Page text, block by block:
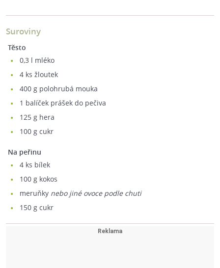
Suroviny
Těsto
0,3 l mléko
4 ks žloutek
400 g polohrubá mouka
1 balíček prášek do pečiva
125 g hera
100 g cukr
Na peřinu
4 ks bílek
100 g kokos
meruňky nebo jiné ovoce podle chuti
150 g cukr